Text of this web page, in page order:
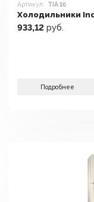
Артикул: TIA 16
Холодильники
933,12 руб.
Подробнее